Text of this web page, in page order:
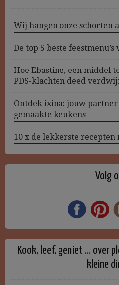
Wij hangen onze schorten
De top 5 beste
Hoe Ebastine, een middel
PDS-klachten deed
Ontdek ixina: jouw partner
gemaakte keukens
10 x de lekkerste recepten
Volg
Kook, leef, geniet … over
kleine